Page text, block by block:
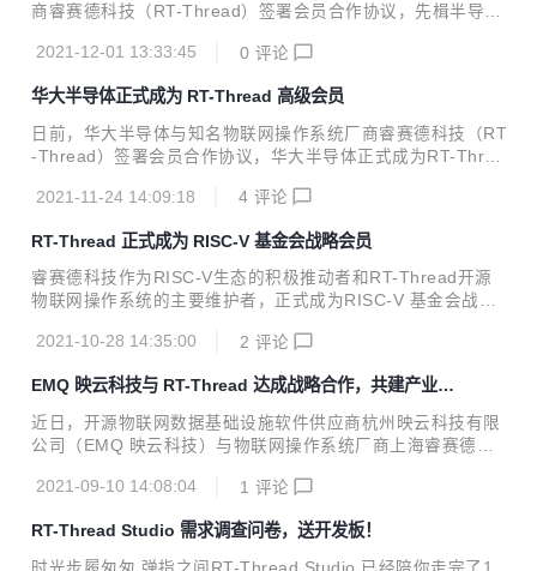
商睿赛德科技（RT-Thread）签署会员合作协议，先楫半导体
通用MCU芯片和RT-Thread物联网操作系统，紧密合作为产
出贡献。
2021-12-01 13:33:45 0 评论
华大半导体正式成为 RT-Thread 高级会员
日前，华大半导体与知名物联网操作系统厂商睿赛德科技（RT
-Thread）签署会员合作协议，华大半导体正式成为RT-Threa
操作系统，深度合作、充分发挥各自优势，在生态建设、RT-
供更具本土化特色的软硬一体产品选择和优质的配套工具支
持。 华大MCU面向物联网、家电、工业、汽车等领域，专注
于核心智能控制芯片的设计，为客户提供“静、动、智、车”4
套系统及解决方案。华大MCU的三大硬核竞争力是极致的超低
2021-11-24 14:09:18 4 评论
RT-Thread 正式成为 RISC-V 基金会战略会员
睿赛德科技作为RISC-V生态的积极推动者和RT-Thread开源
物联网操作系统的主要维护者，正式成为RISC-V 基金会战略
V伙伴一起，共同促进RISC-V生态建设，为全球RISC-V生态
来越多的企业加入RISC-V生态，我们非常高兴看到像RT-Thr
ead这样的开源社区来加入我们，共同推动创新的新时代。RT
-Thread 在物联网领域已经取得了显著的成就及影响力，因此
我们期待RT-Thread来帮助我们进一步加速基于 RISC-V 的物
联网设备的增长。” Calista ...
2021-10-28 14:35:00 2 评论
EMQ 映云科技与 RT-Thread 达成战略合作，共建产业物
联网平台
近日，开源物联网数据基础设施软件供应商杭州映云科技有限
公司（EMQ 映云科技）与物联网操作系统厂商上海睿赛德电
将结合各自技术优势，面向开发者和企业用户在 ICT 、电力能
共建全球化的物联网软件生态。 EMQ 映云科技是一家开源物
联网数据基础设施软件供应商，交付全球领先的开源 MQTT
2021-09-10 14:08:04 1 评论
RT-Thread Studio 需求调查问卷，送开发板！